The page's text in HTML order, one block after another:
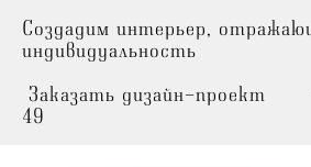
Создадим интерьер,
индивидуальность
Заказать дизайн-проект
49